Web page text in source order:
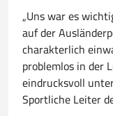
„Uns war es
auf der
charakterlich
problemlos in der
eindrucksvoll
Sportliche Leiter